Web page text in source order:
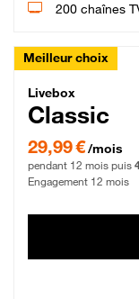
200 chaînes
Meilleur choix
Livebox
Livebox
Classic
29,99 € par mois
29,99 €/mois
pendant 12 mois puis
Engagement 12 mois